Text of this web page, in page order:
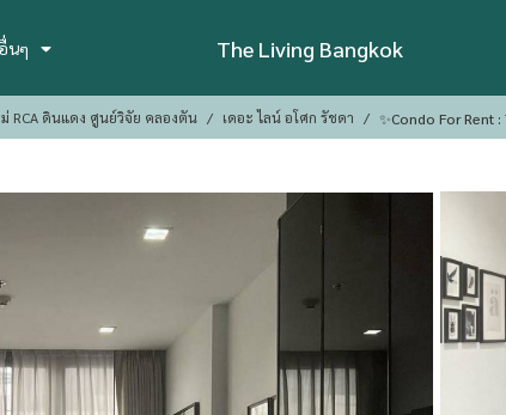
นๆ The Living Bangkok
RCA ดินแดง ศูนย์วิจัย คลองตัน เดอะ ไลน์ อโศก รัชดา